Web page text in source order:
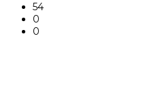
54
0
0